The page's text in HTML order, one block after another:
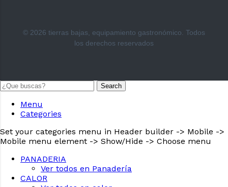
© 2026 tierras bajas, equipamiento gastronómico. Todos
los derechos reservados
Search
Menu
Categories
Set your categories menu in Header builder -> Mobile ->
Mobile menu element -> Show/Hide -> Choose menu
PANADERIA
Ver todos en Panadería
CALOR